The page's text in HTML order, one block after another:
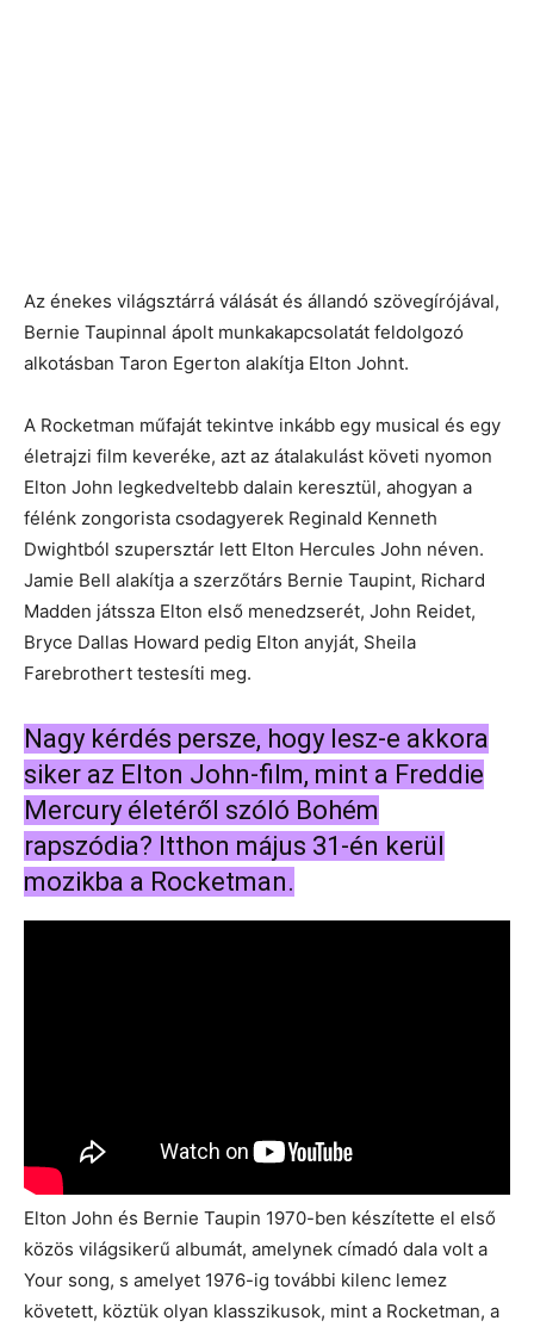
Az énekes világsztárrá válását és állandó szövegírójával,
Bernie Taupinnal ápolt munkakapcsolatát feldolgozó
alkotásban Taron Egerton alakítja Elton Johnt.
A Rocketman műfaját tekintve inkább egy musical és egy
életrajzi film keveréke, azt az átalakulást követi nyomon
Elton John legkedveltebb dalain keresztül, ahogyan a
félénk zongorista csodagyerek Reginald Kenneth
Dwightból szupersztár lett Elton Hercules John néven.
Jamie Bell alakítja a szerzőtárs Bernie Taupint, Richard
Madden játssza Elton első menedzserét, John Reidet,
Bryce Dallas Howard pedig Elton anyját, Sheila
Farebrothert testesíti meg.
Nagy kérdés persze, hogy lesz-e akkora
siker az Elton John-film, mint a Freddie
Mercury életéről szóló Bohém
rapszódia? Itthon május 31-én kerül
mozikba a Rocketman.
Elton John és Bernie Taupin 1970-ben készítette el első
közös világsikerű albumát, amelynek címadó dala volt a
Your song, s amelyet 1976-ig további kilenc lemez
követett, köztük olyan klasszikusok, mint a Rocketman, a